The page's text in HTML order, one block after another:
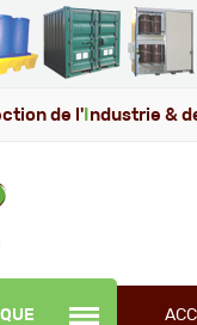
de l' ndustrie &